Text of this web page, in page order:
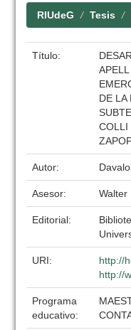
RIUdeG Tesis
Título:
APELL
DE LA
COLLI
Autor:
Asesor: Walter
Editorial:
URI:
http://
http://
Programa
educativo: